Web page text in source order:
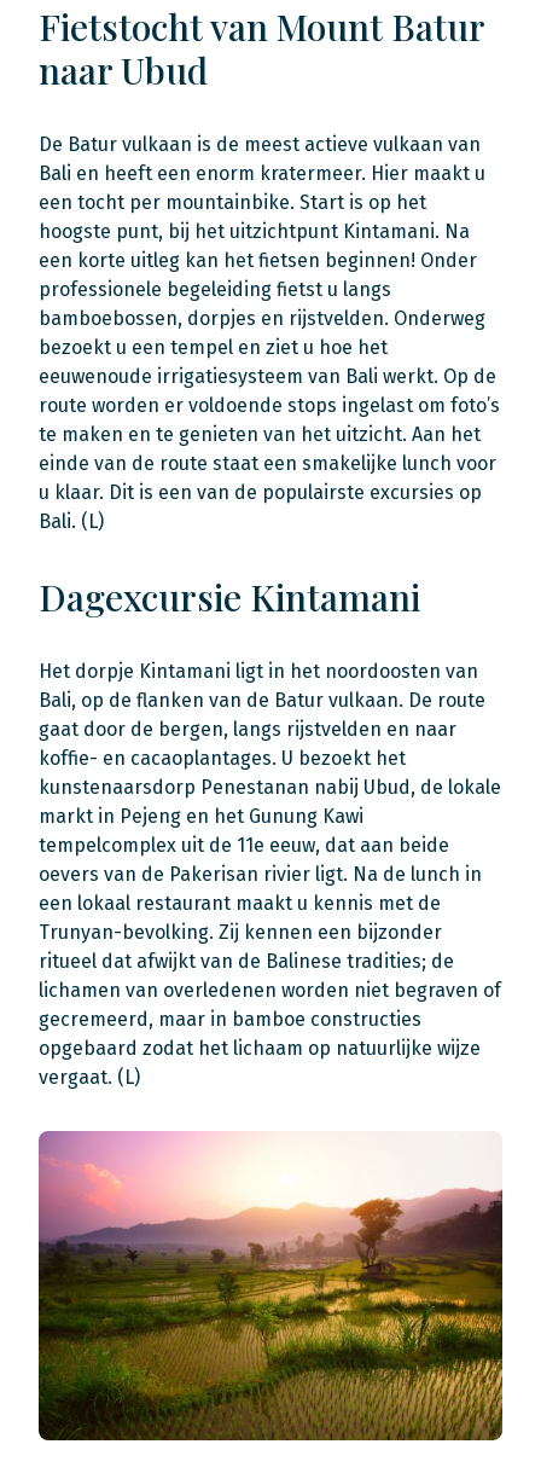
Fietstocht van Mount Batur
naar Ubud
De Batur vulkaan is de meest actieve vulkaan van
Bali en heeft een enorm kratermeer. Hier maakt u
een tocht per mountainbike. Start is op het
hoogste punt, bij het uitzichtpunt Kintamani. Na
een korte uitleg kan het fietsen beginnen! Onder
professionele begeleiding fietst u langs
bamboebossen, dorpjes en rijstvelden. Onderweg
bezoekt u een tempel en ziet u hoe het
eeuwenoude irrigatiesysteem van Bali werkt. Op de
route worden er voldoende stops ingelast om foto’s
te maken en te genieten van het uitzicht. Aan het
einde van de route staat een smakelijke lunch voor
u klaar. Dit is een van de populairste excursies op
Bali. (L)
Dagexcursie Kintamani
Het dorpje Kintamani ligt in het noordoosten van
Bali, op de flanken van de Batur vulkaan. De route
gaat door de bergen, langs rijstvelden en naar
koffie- en cacaoplantages. U bezoekt het
kunstenaarsdorp Penestanan nabij Ubud, de lokale
markt in Pejeng en het Gunung Kawi
tempelcomplex uit de 11e eeuw, dat aan beide
oevers van de Pakerisan rivier ligt. Na de lunch in
een lokaal restaurant maakt u kennis met de
Trunyan-bevolking. Zij kennen een bijzonder
ritueel dat afwijkt van de Balinese tradities; de
lichamen van overledenen worden niet begraven of
gecremeerd, maar in bamboe constructies
opgebaard zodat het lichaam op natuurlijke wijze
vergaat. (L)